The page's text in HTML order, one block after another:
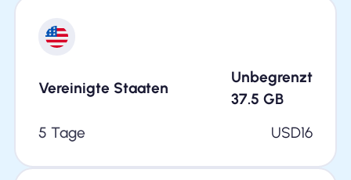
Vereinigte Staaten
Unbegrenzt
37.5 GB
5 Tage
USD16